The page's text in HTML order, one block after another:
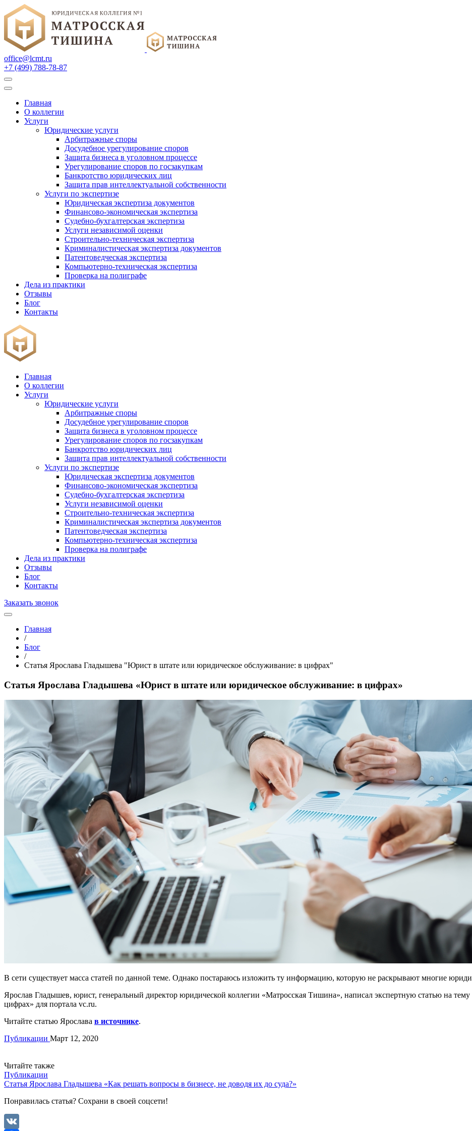
office@lcmt.ru
+7 (499) 788-78-87
Главная
О коллегии
Услуги
Юридические услуги
Арбитражные споры
Досудебное урегулирование споров
Защита бизнеса в уголовном процессе
Урегулирование споров по госзакупкам
Банкротство юридических лиц
Защита прав интеллектуальной собственности
Услуги по экспертизе
Юридическая экспертиза документов
Финансово-экономическая экспертиза
Судебно-бухгалтерская экспертиза
Услуги независимой оценки
Строительно-техническая экспертиза
Криминалистическая экспертиза документов
Патентоведческая экспертиза
Компьютерно-техническая экспертиза
Проверка на полиграфе
Дела из практики
Отзывы
Блог
Контакты
Главная
О коллегии
Услуги
Юридические услуги
Арбитражные споры
Досудебное урегулирование споров
Защита бизнеса в уголовном процессе
Урегулирование споров по госзакупкам
Банкротство юридических лиц
Защита прав интеллектуальной собственности
Услуги по экспертизе
Юридическая экспертиза документов
Финансово-экономическая экспертиза
Судебно-бухгалтерская экспертиза
Услуги независимой оценки
Строительно-техническая экспертиза
Криминалистическая экспертиза документов
Патентоведческая экспертиза
Компьютерно-техническая экспертиза
Проверка на полиграфе
Дела из практики
Отзывы
Блог
Контакты
Заказать звонок
Главная
/
Блог
/
Статья Ярослава Гладышева "Юрист в штате или юридическое обслуживание: в цифрах"
Статья Ярослава Гладышева «Юрист в штате или юридическое обслуживание: в цифрах»
В сети существует масса статей по данной теме. Однако постараюсь изложить ту информацию, которую не раскрывают многие
Ярослав Гладышев, юрист, генеральный директор юридической коллегии «Матросская Тишина», написал экспертную статью на
цифрах» для портала vc.ru.
Читайте статью Ярослава в источнике.
Публикации Март 12, 2020
Читайте также
Публикации
Статья Ярослава Гладышева «Как решать вопросы в бизнесе, не доводя их до суда?»
Понравилась статья? Сохрани в своей соцсети!